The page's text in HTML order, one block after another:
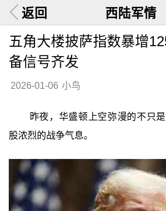
返回 西陆军情
五角大楼披萨指数暴增
备信号齐发
2026-01-06 小鸟
昨夜，华盛顿上空弥漫的不只
股浓烈的战争气息。